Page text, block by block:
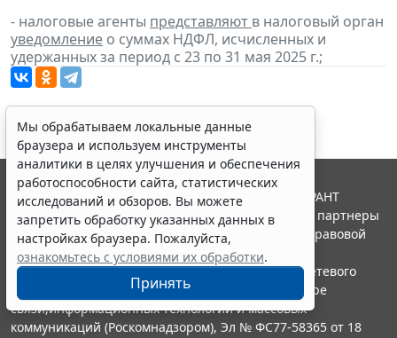
- налоговые агенты представляют в налоговый орган
уведомление о суммах НДФЛ, исчисленных и
удержанных за период с 23 по 31 мая 2025 г.;
Мы обрабатываем локальные данные
браузера и используем инструменты
аналитики в целях улучшения и обеспечения
работоспособности сайта, статистических
исследований и обзоров. Вы можете
запретить обработку указанных данных в
настройках браузера. Пожалуйста,
ознакомьтесь с условиями их обработки.
Принять
© ООО "НПП "ГАРАНТ-СЕРВИС", 2026. Система ГАРАНТ
выпускается с 1990 года. Компания "Гарант" и ее партнеры
являются участниками Российской ассоциации правовой
информации ГАРАНТ.
Портал ГАРАНТ.РУ зарегистрирован в качестве сетевого
издания Федеральной службой по надзору в сфере
связи,информационных технологий и массовых
коммуникаций (Роскомнадзором), Эл № ФС77-58365 от 18